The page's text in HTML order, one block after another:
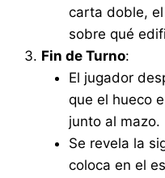
carta doble,
sobre qué
Fin de Turno:
El jugador
que el hueco
junto al mazo.
Se revela la
coloca en el